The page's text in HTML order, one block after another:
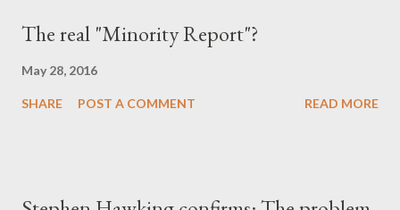
The real "Minority Report"?
May 28, 2016
SHARE POST A COMMENT READ MORE